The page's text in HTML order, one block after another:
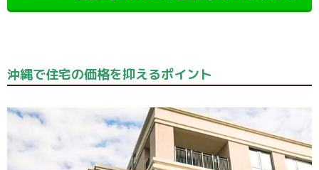
沖縄で住宅の価格を抑えるポイント